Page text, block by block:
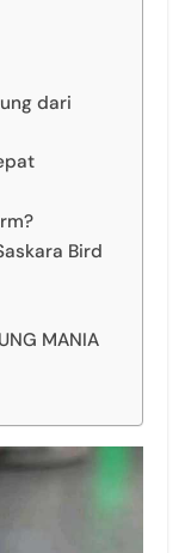
dari
Bird
MANIA